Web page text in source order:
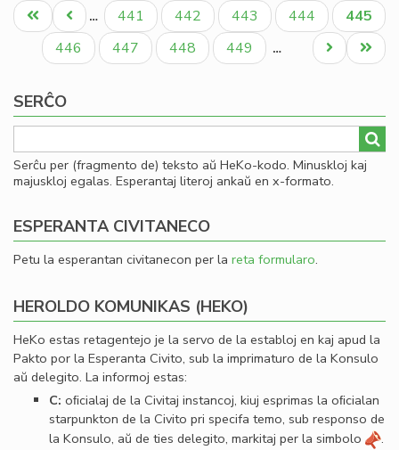
43
27
Pagination
Unua
paĝo
Antaŭa
paĝo
… Paĝo
441 Paĝo
442 Paĝo
443 Paĝo
444
Aktuala
paĝo
445
Paĝo
446 Paĝo
447 Paĝo
448 Paĝo
449 …
Last
page
Next
page
SERĈO
Serĉu per (fragmento de) teksto aŭ HeKo-kodo. Minuskloj kaj
majuskloj egalas. Esperantaj literoj ankaŭ en x-formato.
ESPERANTA CIVITANECO
Petu la esperantan civitanecon per la reta formularo.
HEROLDO KOMUNIKAS (HEKO)
HeKo estas retagentejo je la servo de la establoj en kaj apud la
Pakto por la Esperanta Civito, sub la imprimaturo de la Konsulo
aŭ delegito. La informoj estas:
C: oﬁcialaj de la Civitaj instancoj, kiuj esprimas la oﬁcialan
starpunkton de la Civito pri specifa temo, sub responso de
la Konsulo, aŭ de ties delegito, markitaj per la simbolo
.